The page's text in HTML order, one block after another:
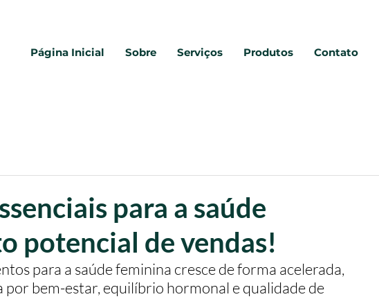
Página Inicial Sobre Serviços Produtos Contato
para a saúde
potencial de vendas!
para a saúde feminina cresce de forma acelerada,
por bem-estar, equilíbrio hormonal e qualidade de